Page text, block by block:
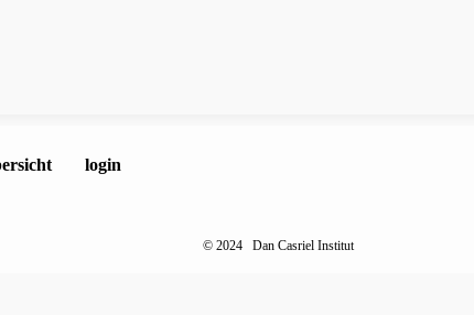
login
© 2024 Dan Casriel Institut